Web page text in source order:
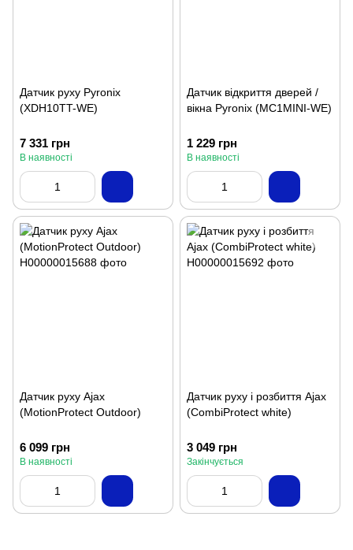
Датчик руху Pyronix
(XDH10TT-WE)
7 331 грн
В наявності
Датчик відкриття дверей /
вікна Pyronix (MC1MINI-WE)
1 229 грн
В наявності
Датчик руху Ajax
(MotionProtect Outdoor)
6 099 грн
В наявності
Датчик руху і розбиття Ajax
(CombiProtect white)
3 049 грн
Закінчується